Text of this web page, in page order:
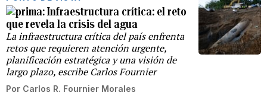
Infraestructura crítica: el reto
que revela la crisis del agua
La infraestructura crítica del país enfrenta
retos que requieren atención urgente,
planificación estratégica y una visión de
largo plazo, escribe Carlos Fournier
Por Carlos R. Fournier Morales